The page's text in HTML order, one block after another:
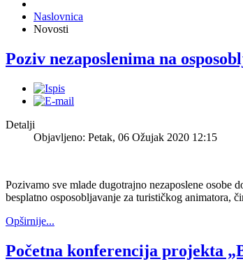
Naslovnica
Novosti
Poziv nezaposlenima na
Detalji
Objavljeno: Petak, 06 Ožujak 2020 12:15
Pozivamo sve mlade dugotrajno nezaposlene osobe
besplatno osposobljavanje za turističkog animatora,
Opširnije...
Početna konferencija projekta